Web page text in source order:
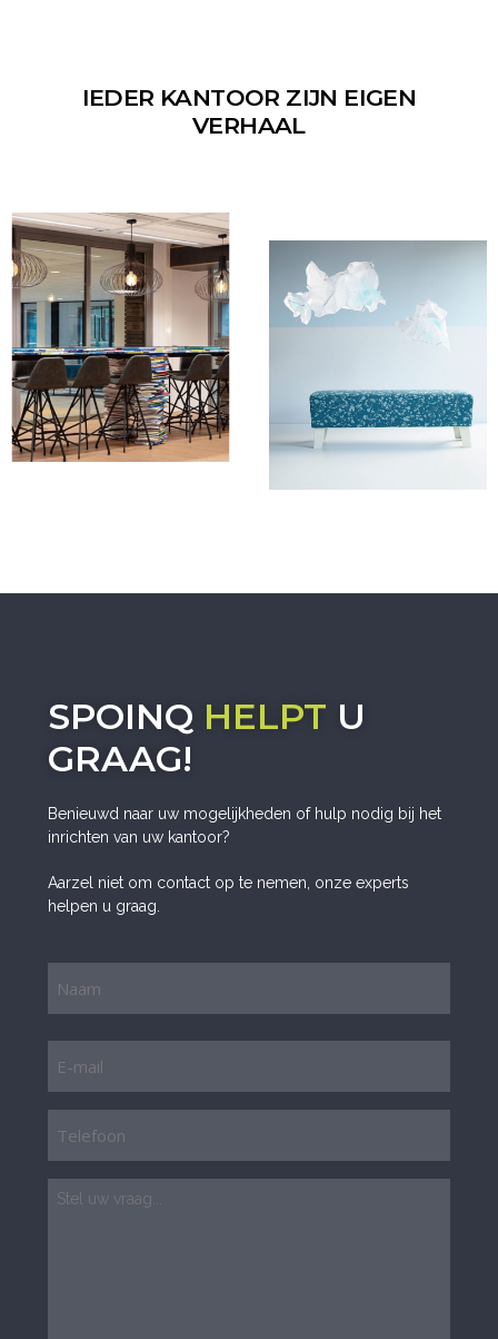
IEDER KANTOOR ZIJN EIGEN
VERHAAL
SPOINQ HELPT U
GRAAG!
Benieuwd naar uw mogelijkheden of hulp nodig bij het
inrichten van uw kantoor?
Aarzel niet om contact op te nemen, onze experts
helpen u graag.